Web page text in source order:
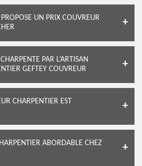
UN PRIX COUVREUR
PAR L’ARTISAN
GEFTEY COUVREUR
CHARPENTIER EST
ABORDABLE CHEZ